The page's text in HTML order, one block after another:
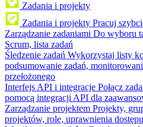
Zadania i projekty
Zadania i projekty Pracuj
Zarządzanie zadaniami Do wyboru
Scrum, lista zadań
Śledzenie zadań Wykorzystaj listy
podsumowanie zadań,
przełożonego
Interfejs API i integracje Połącz
pomocą integracji API dla
Zarządzanie projektem Projekty,
projektów, role, uprawnienia dostępu